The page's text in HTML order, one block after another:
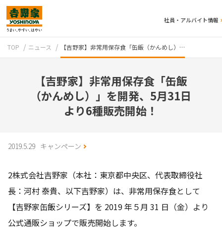
社員・アルバイト情報
TOP ニュース 【吉野家】非常用保存食「缶飯（かんめし）…
【吉野家】非常用保存食「缶飯
（かんめし）」を開発、5月31日
より6種販売開始！
2019.5.29 キャンペーン
2株式会社吉野家（本社：東京都中央区、代表取締役社
長：河村 泰貴、以下吉野家）は、非常用保存食として
【吉野家缶飯シリーズ】を 2019 年５月 31 日（金）より
公式通販ショップで販売開始します。